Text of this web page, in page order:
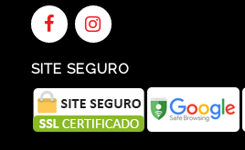
SITE SEGURO